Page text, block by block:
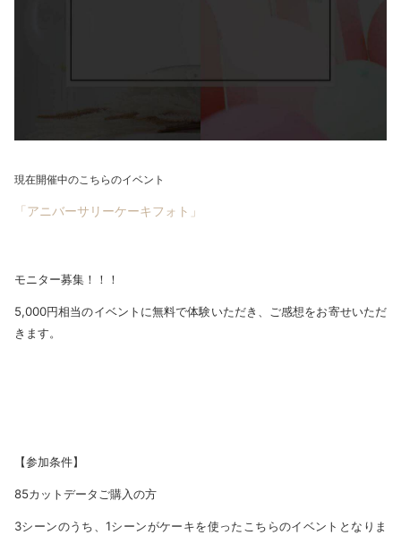
現在開催中のこちらのイベント
「アニバーサリーケーキフォト」
モニター募集！！！
5,000円相当のイベントに無料で体験いただき、ご感想をお寄せいただ
きます。
【参加条件】
85カットデータご購入の方
3シーンのうち、1シーンがケーキを使ったこちらのイベントとなりま